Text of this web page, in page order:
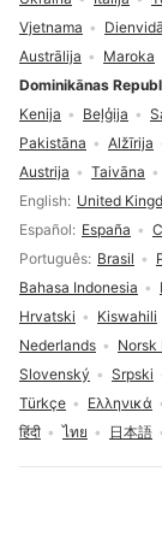
Valodas izvēle
English United
Español
España
Português Brasil
Bahasa Indonesia
Hrvatski
Kiswahili
Nederlands
Norsk
Slovenský
Srpski
Türkçe
Ελληνικά
हिंदी
ไทย 日本語
Vjetnama
Austrālija
Maroka
Dominikānas
Kenija
Beļģija
Pakistāna
Alžīrija
Austrija
Taivāna